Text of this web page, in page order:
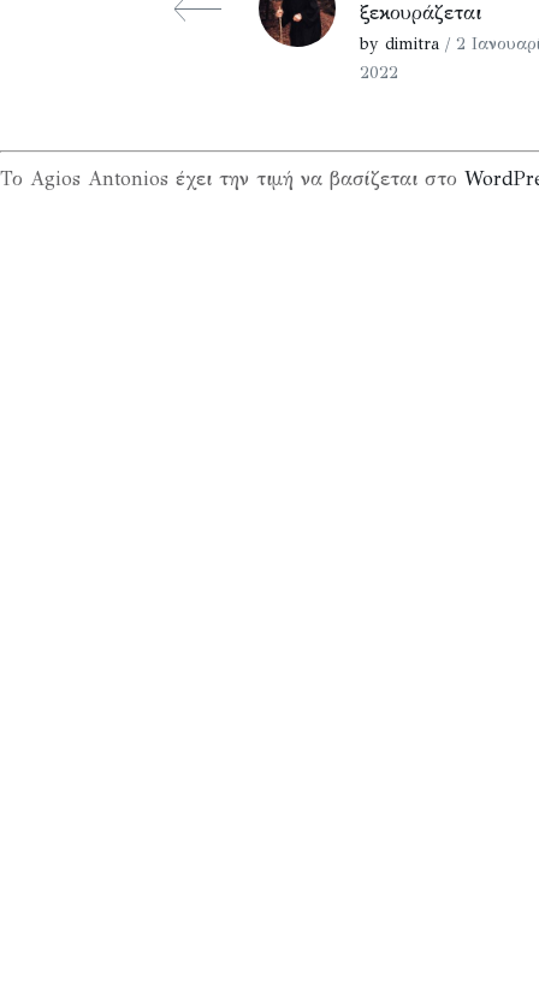
ξεκουράζεται
by dimitra / 2
2022
Το Agios Antonios έχει την τιμή να βασίζεται στο